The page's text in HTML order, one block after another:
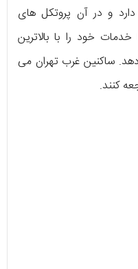
و در آن پروتکل های
خود را با بالاترین
ساکنین غرب تهران می
کنند.